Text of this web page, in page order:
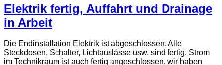
Elektrik fertig, Auffahrt und Drainage
in Arbeit
Die Endinstallation Elektrik ist abgeschlossen. Alle
Steckdosen, Schalter, Lichtauslässe usw. sind fertig, Strom
im Technikraum ist auch fertig angeschlossen, wir haben